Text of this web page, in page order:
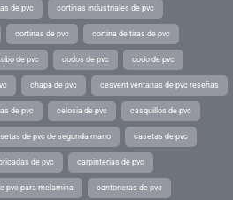
de pvc cortinas industriales de pvc
cortinas de pvc cortina de tiras de pvc
de pvc codos de pvc codo de pvc
chapa de pvc cesvent ventanas de pvc reseñas
de pvc celosia de pvc casquillos de pvc
de pvc de segunda mano casetas de pvc
de pvc carpinterias de pvc
pvc para melamina cantoneras de pvc